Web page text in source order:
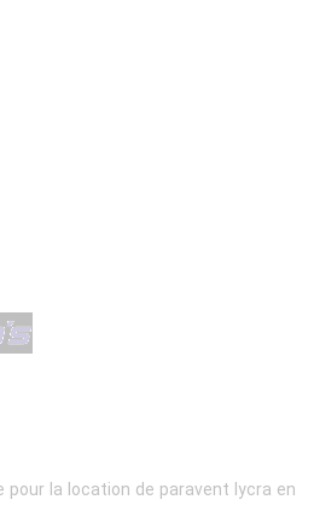
pour la location de paravent lycra en